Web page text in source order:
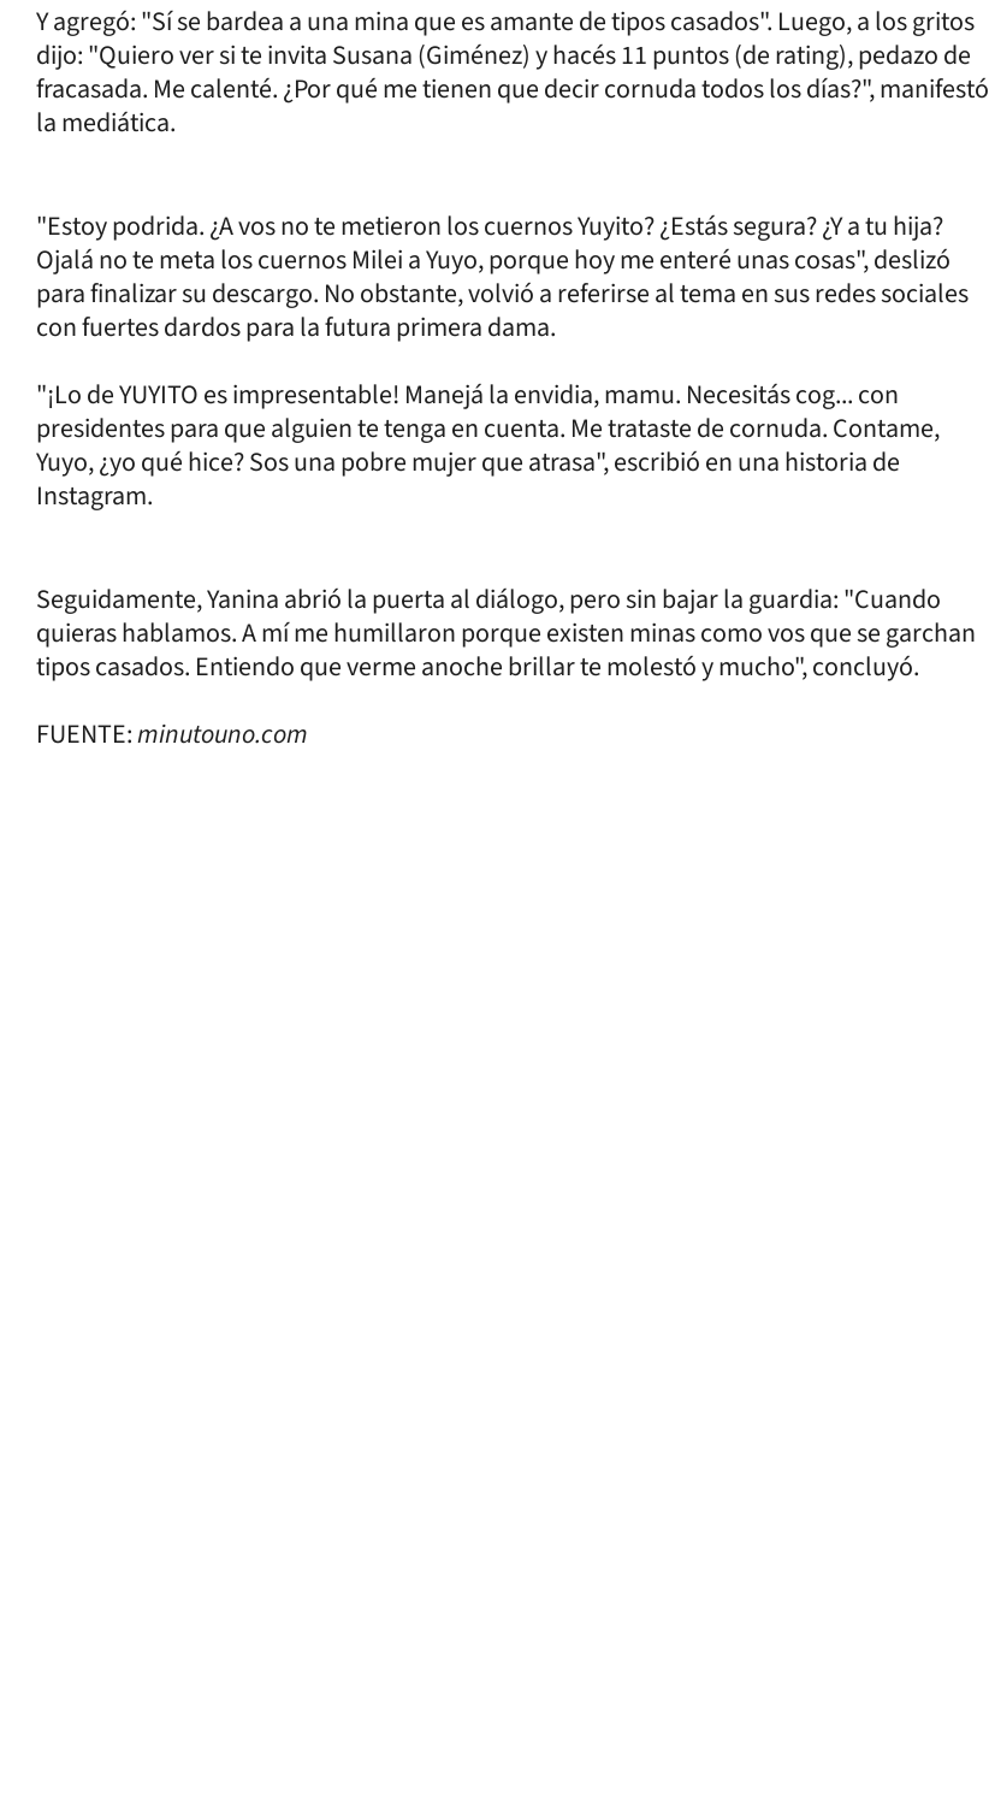
Y agregó: "Sí se bardea a una mina que es amante de tipos casados". Luego, a los gritos
dijo: "Quiero ver si te invita Susana (Giménez) y hacés 11 puntos (de rating), pedazo de
fracasada. Me calenté. ¿Por qué me tienen que decir cornuda todos los días?", manifestó
la mediática.
"Estoy podrida. ¿A vos no te metieron los cuernos Yuyito? ¿Estás segura? ¿Y a tu hija?
Ojalá no te meta los cuernos Milei a Yuyo, porque hoy me enteré unas cosas", deslizó
para finalizar su descargo. No obstante, volvió a referirse al tema en sus redes sociales
con fuertes dardos para la futura primera dama.
"¡Lo de YUYITO es impresentable! Manejá la envidia, mamu. Necesitás cog... con
presidentes para que alguien te tenga en cuenta. Me trataste de cornuda. Contame,
Yuyo, ¿yo qué hice? Sos una pobre mujer que atrasa", escribió en una historia de
Instagram.
Seguidamente, Yanina abrió la puerta al diálogo, pero sin bajar la guardia: "Cuando
quieras hablamos. A mí me humillaron porque existen minas como vos que se garchan
tipos casados. Entiendo que verme anoche brillar te molestó y mucho", concluyó.
FUENTE:minutouno.com